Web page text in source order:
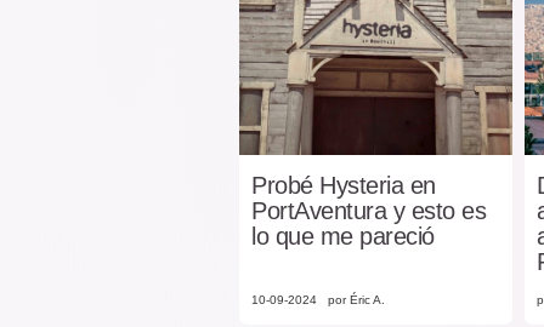
Probé Hysteria en
PortAventura y esto es
lo que me pareció
10-09-2024 por Éric A.